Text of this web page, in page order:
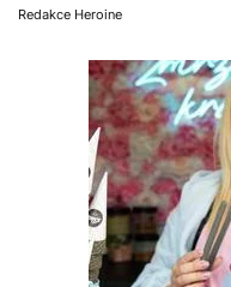
Redakce Heroine